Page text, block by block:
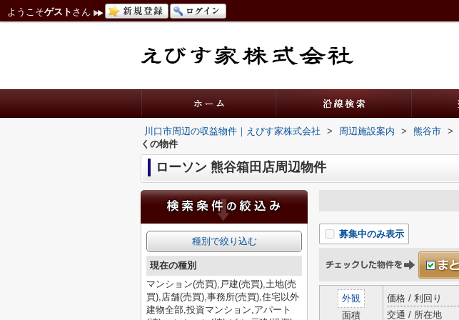
ようこそゲスト さん
川口市周辺の収益物件｜えびす家株式会社 > 周辺施設案内 > 熊谷市 >
くの物件
ローソン 熊谷箱田店周辺物件
募集中のみ表示
外観
面積
価格 / 利回り
交通 / 所在地
種別で絞り込む
現在の種別
マンション(売買),戸建(売買),土地(売
買),店舗(売買),事務所(売買),住宅以外
建物全部,投資マンション,アパート